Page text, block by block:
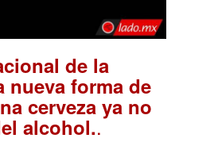
de la
nueva forma de
cerveza ya no
alcohol..